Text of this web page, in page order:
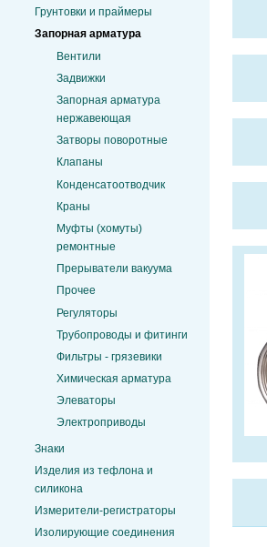
Грунтовки и праймеры
Запорная арматура
Вентили
Задвижки
Запорная арматура
нержавеющая
Затворы поворотные
Клапаны
Конденсатоотводчик
Краны
Муфты (хомуты)
ремонтные
Прерыватели вакуума
Прочее
Регуляторы
Трубопроводы и фитинги
Фильтры - грязевики
Химическая арматура
Элеваторы
Электроприводы
Знаки
Изделия из тефлона и
силикона
Измерители-регистраторы
Изолирующие соединения